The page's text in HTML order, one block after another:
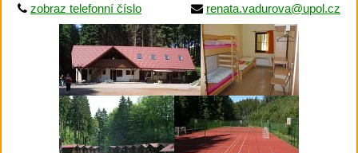
zobraz telefonní číslo
renata.vadurova@upol.cz